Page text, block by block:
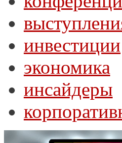
инвестиции
экономика
инсайдеры